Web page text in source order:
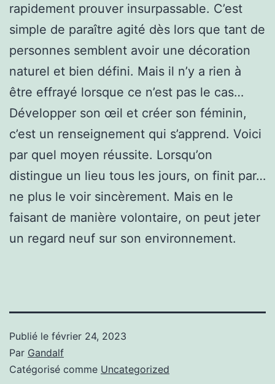
rapidement prouver insurpassable. C’est
simple de paraître agité dès lors que tant de
personnes semblent avoir une décoration
naturel et bien défini. Mais il n’y a rien à
être effrayé lorsque ce n’est pas le cas…
Développer son œil et créer son féminin,
c’est un renseignement qui s’apprend. Voici
par quel moyen réussite. Lorsqu’on
distingue un lieu tous les jours, on finit par…
ne plus le voir sincèrement. Mais en le
faisant de manière volontaire, on peut jeter
un regard neuf sur son environnement.
Publié le février 24, 2023
Par Gandalf
Catégorisé comme Uncategorized